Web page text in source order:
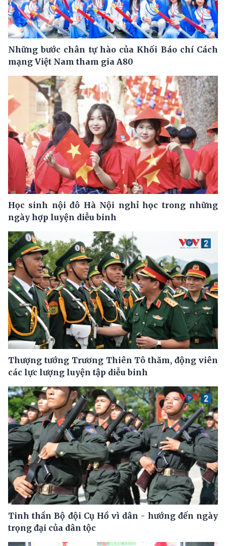
Những bước chân tự hào của Khối Báo chí Cách
mạng Việt Nam tham gia A80
Học sinh nội đô Hà Nội nghỉ học trong những
ngày hợp luyện diễu binh
Thượng tướng Trương Thiên Tô thăm, động viên
các lực lượng luyện tập diễu binh
Tinh thần Bộ đội Cụ Hồ vì dân - hướng đến ngày
trọng đại của dân tộc